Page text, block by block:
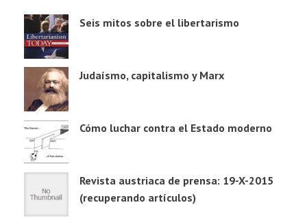
Seis mitos sobre el libertarismo
Judaísmo, capitalismo y Marx
Cómo luchar contra el Estado moderno
Revista austriaca de prensa: 19-X-2015
(recuperando artículos)